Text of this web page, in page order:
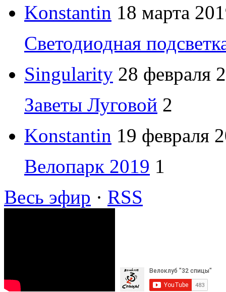
Konstantin 18 марта
Светодиодная
Singularity 28 февраля
Заветы Луговой 2
Konstantin 19 февраля
Велопарк 2019 1
Весь эфир · RSS